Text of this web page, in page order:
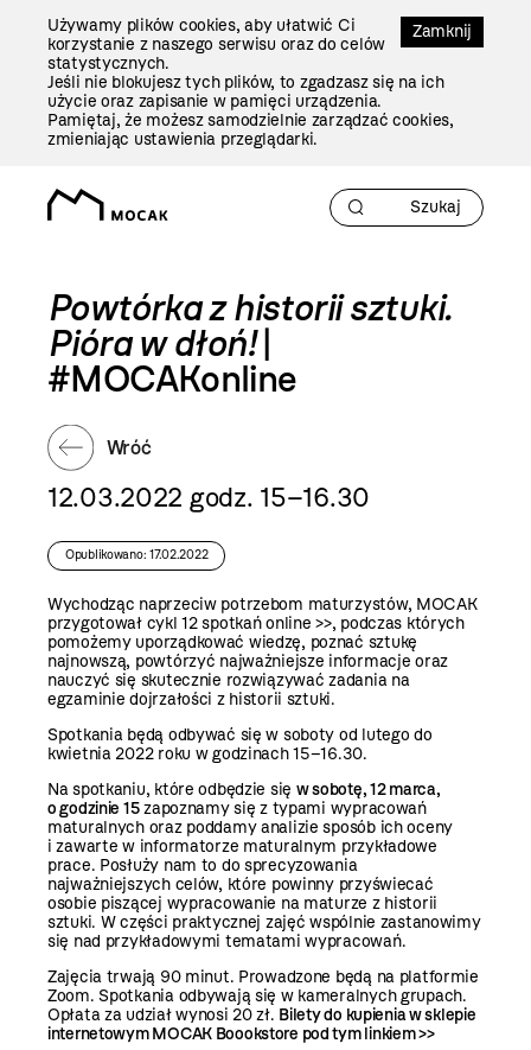
Zamknij
Używamy plików cookies, aby ułatwić Ci
korzystanie z naszego serwisu oraz do celów
statystycznych.
Jeśli nie blokujesz tych plików, to zgadzasz się na ich
użycie oraz zapisanie w pamięci urządzenia.
Pamiętaj, że możesz samodzielnie zarządzać cookies,
zmieniając ustawienia przeglądarki.
Powtórka z historii sztuki.
Pióra w dłoń!|
#MOCAKonline
Wróć
12.03.2022 godz. 15–16.30
Opublikowano: 17.02.2022
Wychodząc naprzeciw potrzebom maturzystów, MOCAK
przygotował cykl 12 spotkań online >>, podczas których
pomożemy uporządkować wiedzę, poznać sztukę
najnowszą, powtórzyć najważniejsze informacje oraz
nauczyć się skutecznie rozwiązywać zadania na
egzaminie dojrzałości z historii sztuki.
Spotkania będą odbywać się w soboty od lutego do
kwietnia 2022 roku w godzinach 15–16.30.
Na spotkaniu, które odbędzie się w sobotę, 12 marca,
o godzinie 15zapoznamy się z typami wypracowań
maturalnych oraz poddamy analizie sposób ich oceny
i zawarte w informatorze maturalnym przykładowe
prace. Posłuży nam to do sprecyzowania
najważniejszych celów, które powinny przyświecać
osobie piszącej wypracowanie na maturze z historii
sztuki. W części praktycznej zajęć wspólnie zastanowimy
się nad przykładowymi tematami wypracowań.
Zajęcia trwają 90 minut. Prowadzone będą na platformie
Zoom. Spotkania odbywają się w kameralnych grupach.
Opłata za udział wynosi 20 zł. Bilety do kupienia w sklepie
internetowym MOCAK Boookstore pod tym linkiem >>